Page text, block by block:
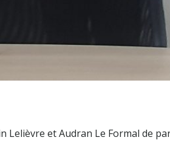
Lelièvre et Audran Le Formal de